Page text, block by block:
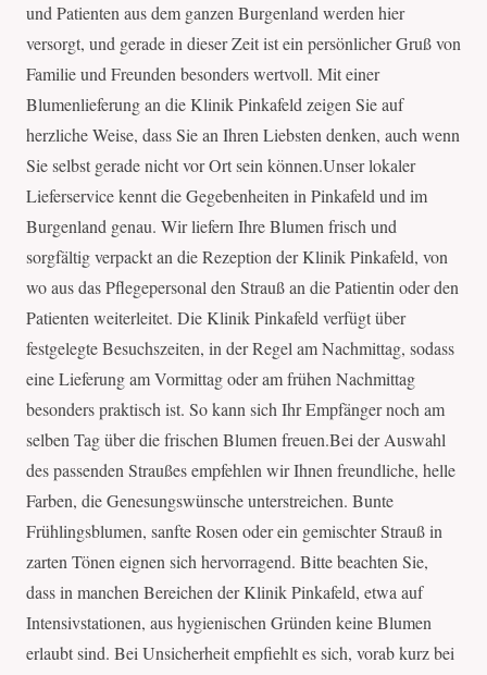
und Patienten aus dem ganzen Burgenland werden hier
versorgt, und gerade in dieser Zeit ist ein persönlicher Gruß von
Familie und Freunden besonders wertvoll. Mit einer
Blumenlieferung an die Klinik Pinkafeld zeigen Sie auf
herzliche Weise, dass Sie an Ihren Liebsten denken, auch wenn
Sie selbst gerade nicht vor Ort sein können.Unser lokaler
Lieferservice kennt die Gegebenheiten in Pinkafeld und im
Burgenland genau. Wir liefern Ihre Blumen frisch und
sorgfältig verpackt an die Rezeption der Klinik Pinkafeld, von
wo aus das Pflegepersonal den Strauß an die Patientin oder den
Patienten weiterleitet. Die Klinik Pinkafeld verfügt über
festgelegte Besuchszeiten, in der Regel am Nachmittag, sodass
eine Lieferung am Vormittag oder am frühen Nachmittag
besonders praktisch ist. So kann sich Ihr Empfänger noch am
selben Tag über die frischen Blumen freuen.Bei der Auswahl
des passenden Straußes empfehlen wir Ihnen freundliche, helle
Farben, die Genesungswünsche unterstreichen. Bunte
Frühlingsblumen, sanfte Rosen oder ein gemischter Strauß in
zarten Tönen eignen sich hervorragend. Bitte beachten Sie,
dass in manchen Bereichen der Klinik Pinkafeld, etwa auf
Intensivstationen, aus hygienischen Gründen keine Blumen
erlaubt sind. Bei Unsicherheit empfiehlt es sich, vorab kurz bei